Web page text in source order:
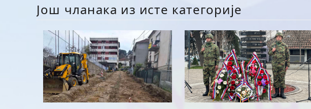
Још чланака из исте категорије